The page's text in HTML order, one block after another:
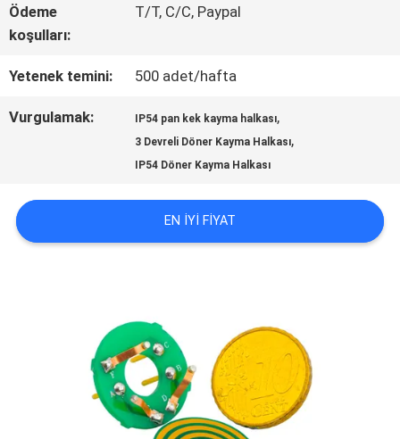
BIZE
ULAŞIN
SITE
PRIVACY
Ödeme
koşulları:
T/T, C/C, Paypal
Yetenek temini: 500 adet/hafta
Vurgulamak: IP54 pan kek kayma halkası,
3 Devreli Döner Kayma Halkası,
IP54 Döner Kayma Halkası
EN IYI FIYAT